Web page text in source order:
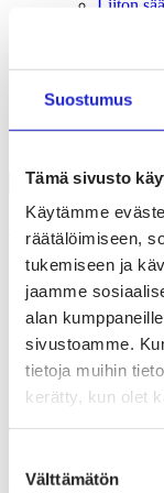
Suostumus
Tämä sivusto
Käytämme
räätälöimiseen,
tukemiseen ja
jaamme
alan
sivustoamme.
tietoja muihin
kerätty, kun olet
valinta
Välttämätön
Liiton
jäsenistä
Tekstiili- ja
jälkeistä kasvua
16.09.2021
Tiedotteet &
Tilastot
Tekstiili- ja
optimistisia